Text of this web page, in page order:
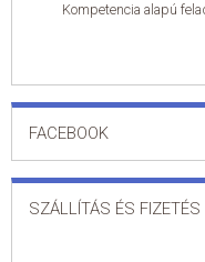
Kompetencia alapú
FACEBOOK
SZÁLLÍTÁS ÉS FIZETÉS